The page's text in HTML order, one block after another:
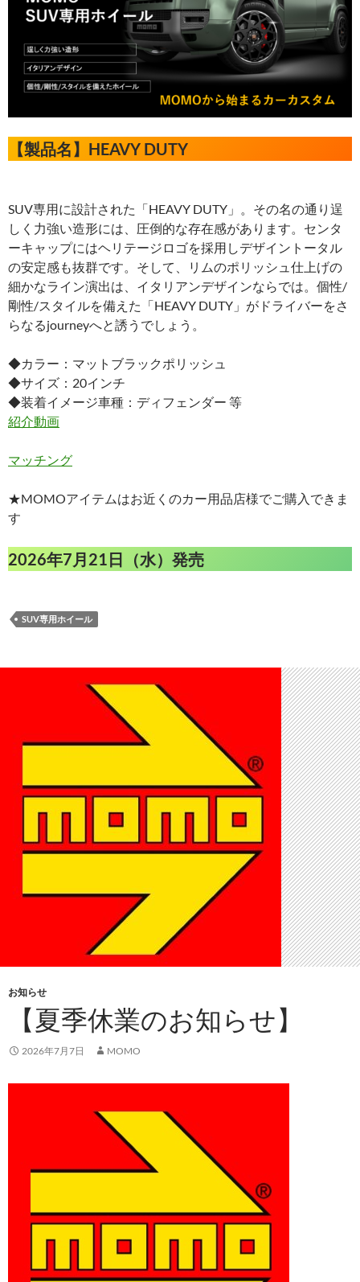
【製品名】HEAVY DUTY
SUV専用に設計された「HEAVY DUTY」。その名の通り逞
しく力強い造形には、圧倒的な存在感があります。センタ
ーキャップにはヘリテージロゴを採用しデザイントータル
の安定感も抜群です。そして、リムのポリッシュ仕上げの
細かなライン演出は、イタリアンデザインならでは。個性/
剛性/スタイルを備えた「HEAVY DUTY」がドライバーをさ
らなるjourneyへと誘うでしょう。
◆カラー：マットブラックポリッシュ
◆サイズ：20インチ
◆装着イメージ車種：ディフェンダー 等
紹介動画
マッチング
★MOMOアイテムはお近くのカー用品店様でご購入できま
す
2026年7月21日（水）発売
SUV専用ホイール
お知らせ
【夏季休業のお知らせ】
2026年7月7日 MOMO